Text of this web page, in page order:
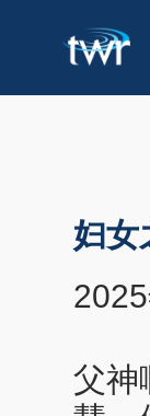
妇女
父神